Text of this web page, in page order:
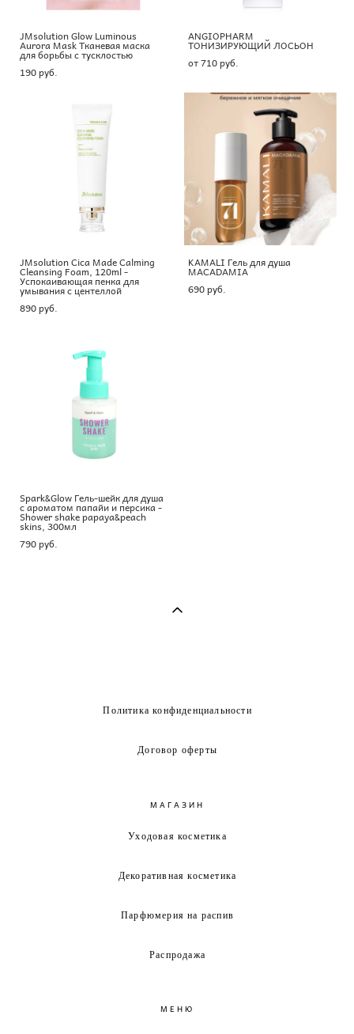
JMsolution Glow Luminous
Aurora Mask Тканевая маска
для борьбы с тусклостью
190 pуб.
ANGIOPHARM
ТОНИЗИРУЮЩИЙ ЛОСЬОН
от 710 pуб.
JMsolution Cica Made Calming
Cleansing Foam, 120ml -
Успокаивающая пенка для
умывания с центеллой
890 pуб.
KAMALI Гель для душа
MACADAMIA
690 pуб.
Spark&Glow Гель-шейк для душа
с ароматом папайи и персика -
Shower shake papaya&peach
skins, 300мл
790 pуб.
Политика конфиденциальности
Договор оферты
МАГАЗИН
Уходовая косметика
Декоративная косметика
Парфюмерия на распив
Распродажа
МЕНЮ